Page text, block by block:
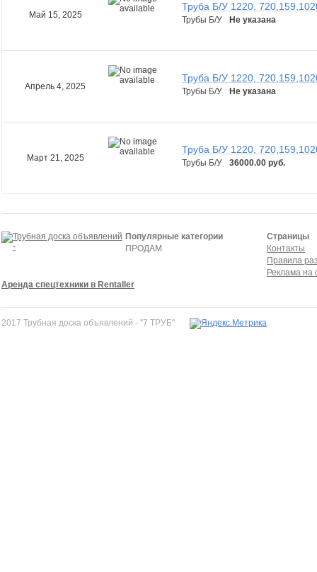
Май 15, 2025
Труба Б/У 1220,
Трубы Б/У Не указана
Апрель 4, 2025
Труба Б/У 1220,
Трубы Б/У Не указана
Март 21, 2025
Труба Б/У 1220,
Трубы Б/У 36000.00 руб.
Популярные категории
ПРОДАМ
Страницы
Контакты
Правила
Реклама на
Аренда спецтехники в Rentaller
2017 Трубная доска объявлений - "7 ТРУБ"